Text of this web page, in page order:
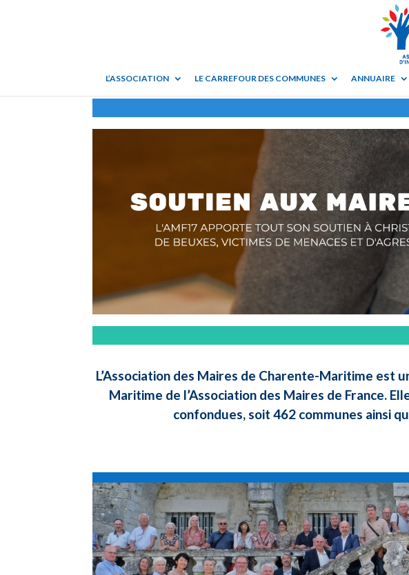
L’ASSOCIATION LE CARREFOUR DES COMMUNES ANNUAIRE
L’Association des Maires de Charente-Maritime est
Maritime de l’Association des Maires de France.
confondues, soit 462 communes ainsi